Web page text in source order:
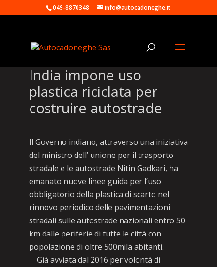
049-8870348 info@autocadoneghe.it
India impone uso
plastica riciclata per
costruire autostrade
Il Governo indiano, attraverso una iniziativa
del ministro dell’ unione per il trasporto
stradale e le autostrade Nitin Gadkari, ha
emanato nuove linee guida per l’uso
obbligatorio della plastica di scarto nel
rinnovo periodico delle pavimentazioni
stradali sulle autostrade nazionali entro 50
km dalle periferie di tutte le città con
popolazione di oltre 500mila abitanti.
Già avviata dal 2016 per volontà di